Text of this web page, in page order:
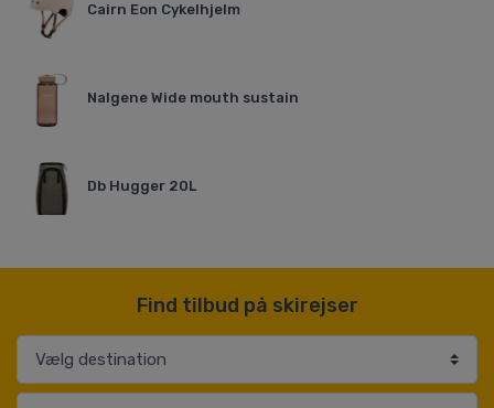
Cairn Eon Cykelhjelm
Nalgene Wide mouth sustain
Db Hugger 20L
Find tilbud på skirejser